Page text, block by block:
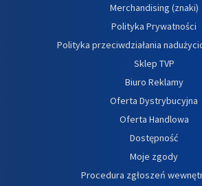
Merchandising (znaki)
Polityka Prywatności
Polityka przeciwdziałania
Sklep TVP
Biuro Reklamy
Oferta Dystrybucyjna
Oferta Handlowa
Dostępność
Moje zgody
Procedura zgłoszeń